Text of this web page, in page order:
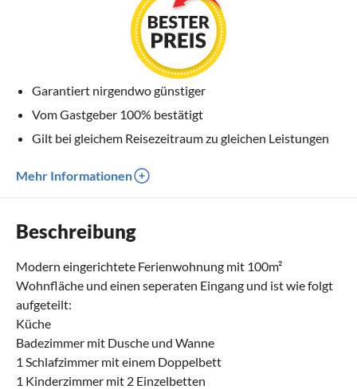
Garantiert nirgendwo günstiger
Vom Gastgeber 100% bestätigt
Gilt bei gleichem Reisezeitraum zu gleichen Leistungen
Mehr Informationen
Beschreibung
Modern eingerichtete Ferienwohnung mit 100m²
Wohnfläche und einen seperaten Eingang und ist wie folgt
aufgeteilt:
Küche
Badezimmer mit Dusche und Wanne
1 Schlafzimmer mit einem Doppelbett
1 Kinderzimmer mit 2 Einzelbetten